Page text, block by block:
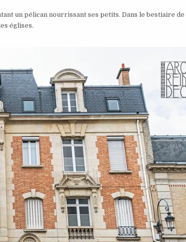
un pélican nourrissant ses petits. Dans le bestiaire de
églises.